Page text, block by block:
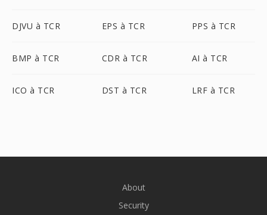
DJVU à TCR EPS à TCR PPS à TCR
BMP à TCR CDR à TCR AI à TCR
ICO à TCR DST à TCR LRF à TCR
About
Security